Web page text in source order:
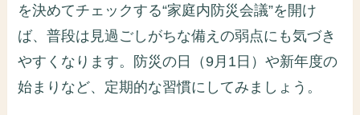
を決めてチェックする“家庭内防災会議”を開け
ば、普段は見過ごしがちな備えの弱点にも気づき
やすくなります。防災の日（9月1日）や新年度の
始まりなど、定期的な習慣にしてみましょう。